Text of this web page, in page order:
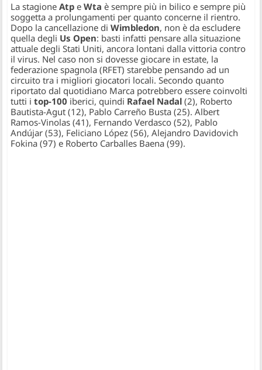
La stagioneAtpeWtaè sempre più in bilico e sempre più
soggetta a prolungamenti per quanto concerne il rientro.
Dopo la cancellazione diWimbledon, non è da escludere
quella degli Us Open: basti infatti pensare alla situazione
attuale degli Stati Uniti, ancora lontani dalla vittoria contro
il virus. Nel caso non si dovesse giocare in estate, la
federazione spagnola (RFET) starebbe pensando ad un
circuito tra i migliori giocatori locali. Secondo quanto
riportato dal quotidiano Marca potrebbero essere coinvolti
tutti itop-100 iberici, quindi Rafael Nadal(2), Roberto
Bautista-Agut (12), Pablo Carreño Busta (25). Albert
Ramos-Vinolas (41), Fernando Verdasco (52), Pablo
Andújar (53), Feliciano López (56), Alejandro Davidovich
Fokina (97) e Roberto Carballes Baena (99).